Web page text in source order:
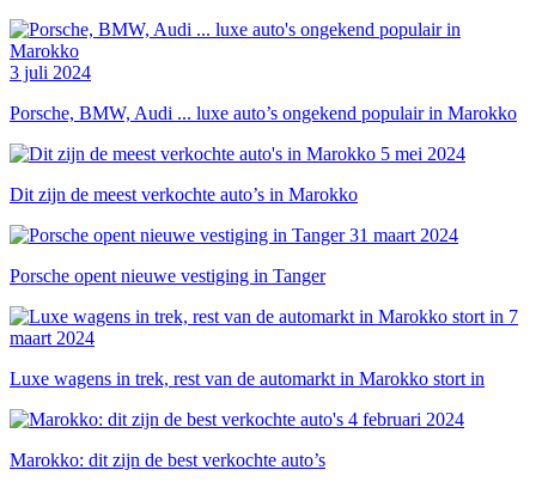
3 juli 2024
Porsche, BMW, Audi ... luxe auto’s ongekend populair in Marokko
5 mei 2024
Dit zijn de meest verkochte auto’s in Marokko
31 maart 2024
Porsche opent nieuwe vestiging in Tanger
7
maart 2024
Luxe wagens in trek, rest van de automarkt in Marokko stort in
4 februari 2024
Marokko: dit zijn de best verkochte auto’s